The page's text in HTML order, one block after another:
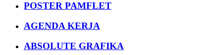
POSTER PAMFLET
AGENDA KERJA
ABSOLUTE GRAFIKA